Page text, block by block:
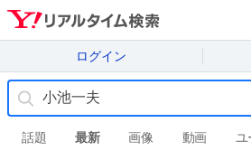
ログイン
話題 最新 画像 動画 ユ